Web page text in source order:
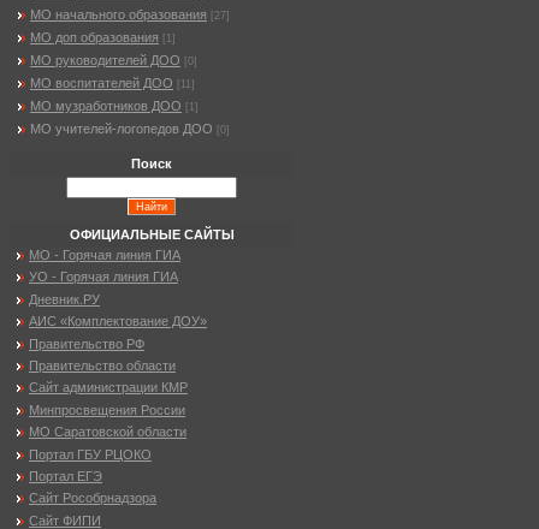
МО начального образования [27]
МО доп образования [1]
МО руководителей ДОО [0]
МО воспитателей ДОО [11]
МО музработников ДОО [1]
МО учителей-логопедов ДОО [0]
Поиск
ОФИЦИАЛЬНЫЕ САЙТЫ
МО - Горячая линия ГИА
УО - Горячая линия ГИА
Дневник.РУ
АИС «Комплектование ДОУ»
Правительство РФ
Правительство области
Сайт администрации КМР
Минпросвещения России
МО Саратовской области
Портал ГБУ РЦОКО
Портал ЕГЭ
Сайт Рособрнадзора
Сайт ФИПИ